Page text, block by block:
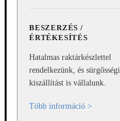
BESZERZÉS /
ÉRTÉKESÍTÉS
Hatalmas raktárkészlettel
rendelkezünk, és sürgősségi
kiszállítást is vállalunk.
Több információ >